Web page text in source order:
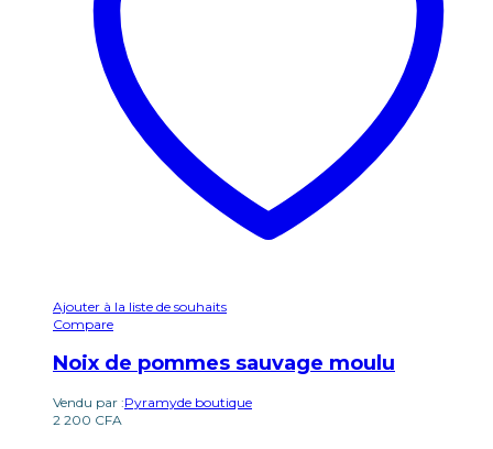
Ajouter à la liste de souhaits
Compare
Noix de pommes sauvage moulu
Vendu par :Pyramyde boutique
2 200 CFA